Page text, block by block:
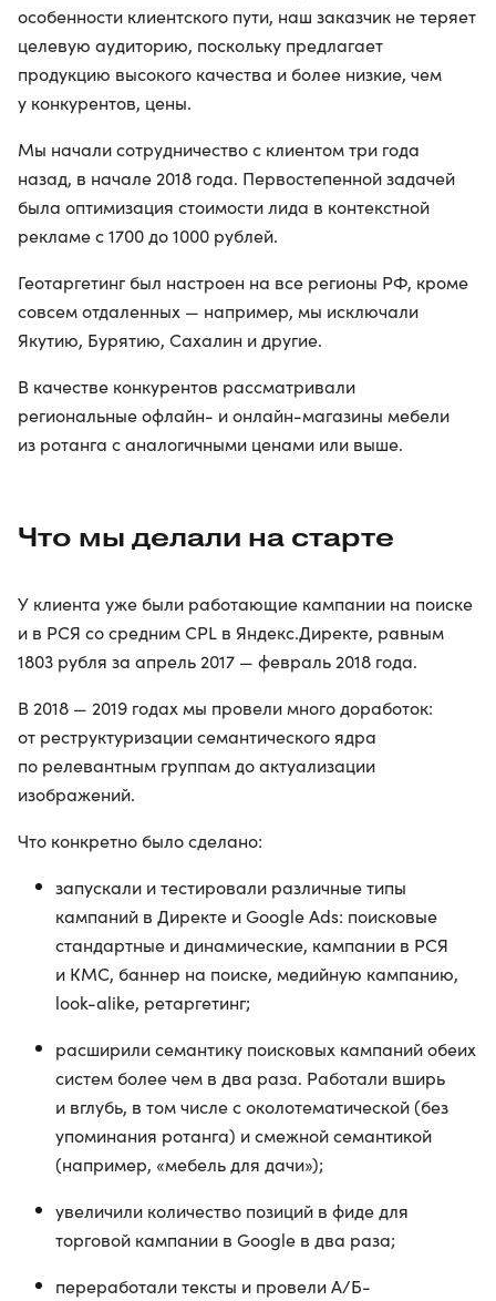
особенности клиентского пути, наш заказчик не теряет
целевую аудиторию, поскольку предлагает
продукцию высокого качества и более низкие, чем
у конкурентов, цены.
Мы начали сотрудничество с клиентом три года
назад, в начале 2018 года. Первостепенной задачей
была оптимизация стоимости лида в контекстной
рекламе с 1700 до 1000 рублей.
Геотаргетинг был настроен на все регионы РФ, кроме
совсем отдаленных — например, мы исключали
Якутию, Бурятию, Сахалин и другие.
В качестве конкурентов рассматривали
региональные офлайн- и онлайн-магазины мебели
из ротанга с аналогичными ценами или выше.
Что мы делали на старте
У клиента уже были работающие кампании на поиске
и в РСЯ со средним CPL в Яндекс.Директе, равным
1803 рубля за апрель 2017 — февраль 2018 года.
В 2018 — 2019 годах мы провели много доработок:
от реструктуризации семантического ядра
по релевантным группам до актуализации
изображений.
Что конкретно было сделано:
запускали и тестировали различные типы
кампаний в Директе и Google Ads: поисковые
стандартные и динамические, кампании в РСЯ
и КМС, баннер на поиске, медийную кампанию,
look-alike, ретаргетинг;
расширили семантику поисковых кампаний обеих
систем более чем в два раза. Работали вширь
и вглубь, в том числе с околотематической (без
упоминания ротанга) и смежной семантикой
(например, «мебель для дачи»);
увеличили количество позиций в фиде для
торговой кампании в Google в два раза;
переработали тексты и провели А/Б-